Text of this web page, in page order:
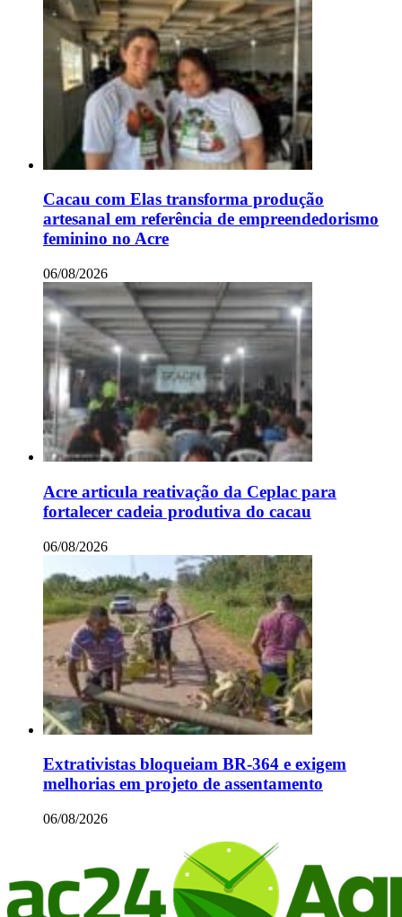
Cacau com Elas transforma produção
artesanal em referência de empreendedorismo
feminino no Acre
06/08/2026
Acre articula reativação da Ceplac para
fortalecer cadeia produtiva do cacau
06/08/2026
Extrativistas bloqueiam BR-364 e exigem
melhorias em projeto de assentamento
06/08/2026